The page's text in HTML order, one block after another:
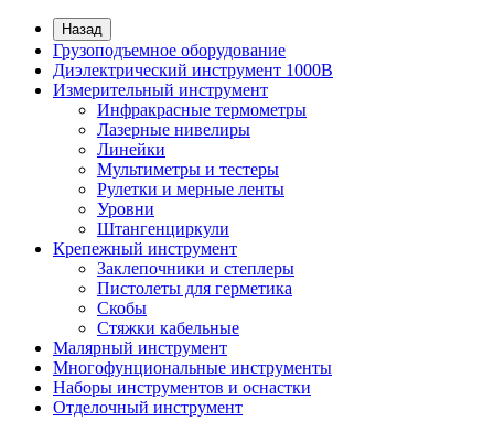
Назад
Грузоподъемное оборудование
Диэлектрический инструмент 1000В
Измерительный инструмент
Инфракрасные термометры
Лазерные нивелиры
Линейки
Мультиметры и тестеры
Рулетки и мерные ленты
Уровни
Штангенциркули
Крепежный инструмент
Заклепочники и степлеры
Пистолеты для герметика
Скобы
Стяжки кабельные
Малярный инструмент
Многофунциональные инструменты
Наборы инструментов и оснастки
Отделочный инструмент